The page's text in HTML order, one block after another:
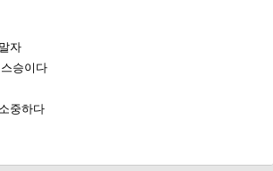
자
승이다
중하다